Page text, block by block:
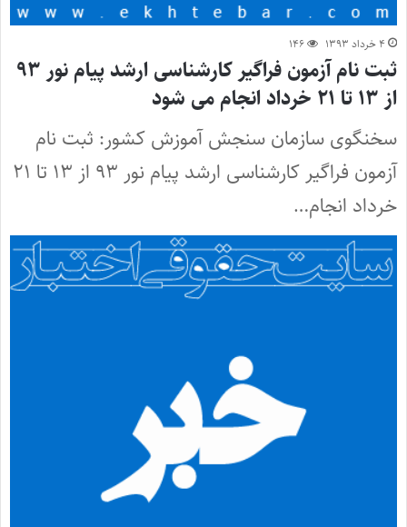
۴ خرداد ۱۳۹۳ ۱۴۶
ثبت نام آزمون فراگیر کارشناسی ارشد پیام نور ۹۳
از ۱۳ تا ۲۱ خرداد انجام می شود
سخنگوی سازمان سنجش آموزش کشور: ثبت نام
آزمون فراگیر کارشناسی ارشد پیام نور ۹۳ از ۱۳ تا ۲۱
خرداد انجام…